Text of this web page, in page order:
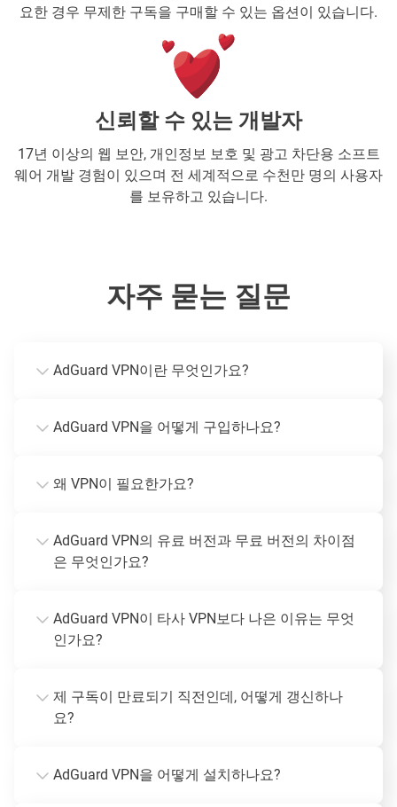
요한 경우 무제한 구독을 구매할 수 있는 옵션이 있습니다.
신뢰할 수 있는 개발자
17년 이상의 웹 보안, 개인정보 보호 및 광고 차단용 소프트
웨어 개발 경험이 있으며 전 세계적으로 수천만 명의 사용자
를 보유하고 있습니다.
자주 묻는 질문
AdGuard VPN이란 무엇인가요?
AdGuard VPN을 어떻게 구입하나요?
왜 VPN이 필요한가요?
AdGuard VPN의 유료 버전과 무료 버전의 차이점
은 무엇인가요?
AdGuard VPN이 타사 VPN보다 나은 이유는 무엇
인가요?
제 구독이 만료되기 직전인데, 어떻게 갱신하나
요?
AdGuard VPN을 어떻게 설치하나요?